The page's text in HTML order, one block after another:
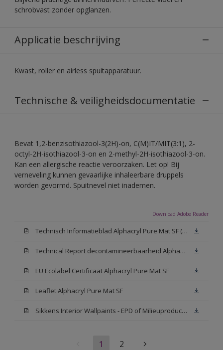
schrobvast zonder opglanzen.
Applicatie beschrijving
Kwast, roller en airless spuitapparatuur.
Technische & veiligheidsdocumentatie
Bevat 1,2-benzisothiazool-3(2H)-on, C(M)IT/MIT(3:1), 2-
octyl-2H-isothiazool-3-on en 2-methyl-2H-isothiazool-3-on.
Kan een allergische reactie veroorzaken. Let op! Bij
verneveling kunnen gevaarlijke inhaleerbare druppels
worden gevormd. Spuitnevel niet inademen.
Download Adobe Reader
Technisch Informatieblad Alphacryl Pure Mat SF (New Livery) (PDF)
Technical Report decontamineerbaarheid Alphacryl Pure Mat SF
EU Ecolabel Certificaat Alphacryl Pure Mat SF
Leaflet Alphacryl Pure Mat SF
Sikkens Interior Wallpaints - EPD of Milieuproductverklaring
1 2